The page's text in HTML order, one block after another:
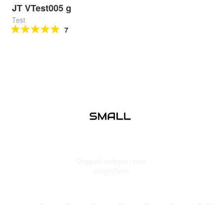
JT VTest005 g
Test
7